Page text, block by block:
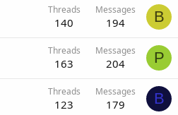
Threads
140
Messages
194 B
Threads
163
Messages
204 P
Threads
123
Messages
179 B